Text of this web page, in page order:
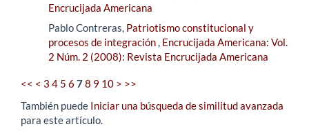
Encrucijada Americana
Pablo Contreras, Patriotismo constitucional y
procesos de integración, Encrucijada Americana: Vol.
2 Núm. 2 (2008): Revista Encrucijada Americana
<< < 3 4 5 6 78 9 10 > >>
También puede Iniciar una búsqueda de similitud avanzada
para este artículo.